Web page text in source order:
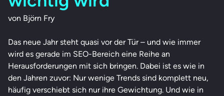
von Björn Fry
Das neue Jahr steht quasi vor der Tür – und wie immer
wird es gerade im SEO-Bereich eine Reihe an
Herausforderungen mit sich bringen. Dabei ist es wie in
den Jahren zuvor: Nur wenige Trends sind komplett neu,
häufig verschiebt sich nur ihre Gewichtung. Und wie in